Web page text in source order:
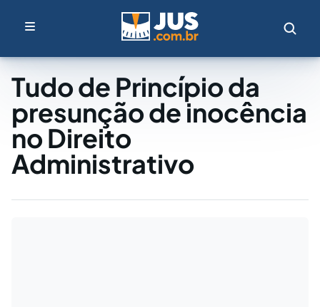
Tudo de Princípio da
presunção de inocência
no Direito
Administrativo